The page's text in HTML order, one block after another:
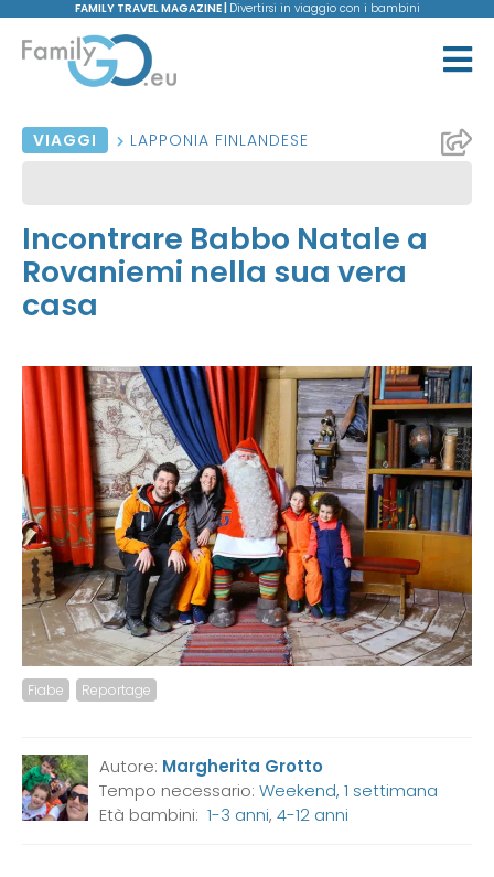
FAMILY TRAVEL MAGAZINE | Divertirsi in viaggio con i bambini
VIAGGI LAPPONIA FINLANDESE
Incontrare Babbo Natale a
Rovaniemi nella sua vera
casa
Fiabe Reportage
Autore: Margherita Grotto
Tempo necessario: Weekend, 1 settimana
Età bambini: 1-3 anni, 4-12 anni